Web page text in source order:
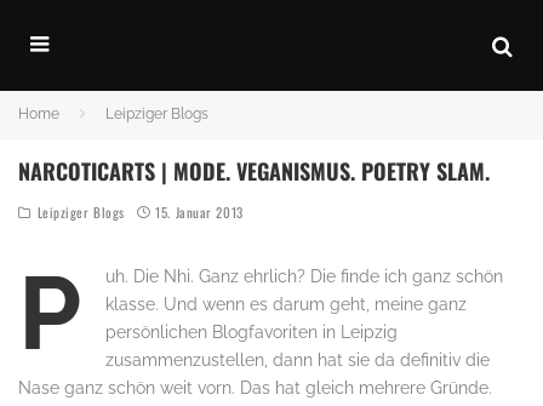
Home Leipziger Blogs
NARCOTICARTS | MODE. VEGANISMUS. POETRY SLAM.
Leipziger Blogs 15. Januar 2013
P
uh. Die Nhi. Ganz ehrlich? Die finde ich ganz schön
klasse. Und wenn es darum geht, meine ganz
persönlichen Blogfavoriten in Leipzig
zusammenzustellen, dann hat sie da definitiv die
Nase ganz schön weit vorn. Das hat gleich mehrere Gründe.